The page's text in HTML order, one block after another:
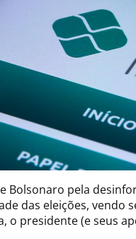
Bolsonaro pela
das eleições, vendo
o presidente (e seus